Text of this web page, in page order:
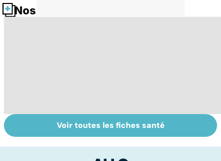
Nos fiches santé
Comment tenir
ses bonnes
Régimes
végétarien,
Voir toutes les fiches santé